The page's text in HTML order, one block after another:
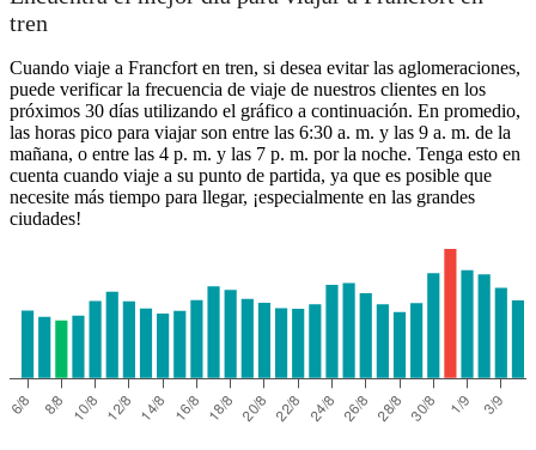
tren
Cuando viaje a Francfort en tren, si desea evitar las aglomeraciones,
puede verificar la frecuencia de viaje de nuestros clientes en los
próximos 30 días utilizando el gráfico a continuación. En promedio,
las horas pico para viajar son entre las 6:30 a. m. y las 9 a. m. de la
mañana, o entre las 4 p. m. y las 7 p. m. por la noche. Tenga esto en
cuenta cuando viaje a su punto de partida, ya que es posible que
necesite más tiempo para llegar, ¡especialmente en las grandes
ciudades!